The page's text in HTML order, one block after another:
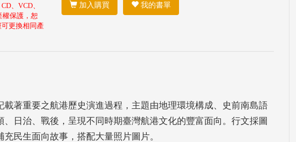
、VCD、
權保護，恕
更換相同產
加入購買 我的書單
載著重要之航港歷史演進過程，主題由地理環境構成、史前南島語
、日治、戰後，呈現不同時期臺灣航港文化的豐富面向。行文採圖
民生面向故事，搭配大量照片圖片。